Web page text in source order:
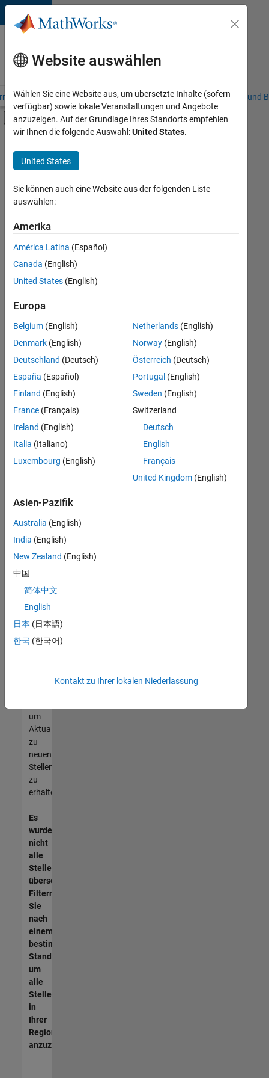
Weiter zum Inhalt
Karriere
bei
MathWorks
– Übersicht Stellensuche Niederlassungen Studierende und
Umschaltung für Off-Canvas-
Hauptinhalt
Praktika
Programm für Berufseinsteiger (EDG)
Advanced Support
Globalisierung
Information Technology
Infrastructure and Architecture
Quality Engineering
Software Process Engineering
+7
Derzeit
es
keine
offenen
Stellen,
Ihren
Suchkriterien
entsprechen.
können
die
Suchkriterien
weiter
fassen
oder
alle
Stellenangebote
anzeigen .
noch
keine
offenen
Stellen
können,
die
Ihren
entsprechen,
werden
unseres
um
Aktualisierungen
zu
neuen
Stellenangeboten
zu
erhalten.
Es
wurden
nicht
alle
Stellen
übersetzt.
Filtern
Sie
nach
einem
bestimmten
Standort,
um
alle
Stellenangebote
in
Ihrer
Region
anzuzeigen.
Website auswählen
Wählen Sie eine Website aus, um übersetzte Inhalte (sofern
verfügbar) sowie lokale Veranstaltungen und Angebote
anzuzeigen. Auf der Grundlage Ihres Standorts empfehlen
wir Ihnen die folgende Auswahl:United States.
United States
Sie können auch eine Website aus der folgenden Liste
auswählen:
Amerika
América Latina (Español)
Canada (English)
United States (English)
Europa
Belgium (English)
Denmark (English)
Deutschland (Deutsch)
España (Español)
Finland (English)
France (Français)
Ireland (English)
Italia (Italiano)
Luxembourg (English)
Netherlands(English)
Norway(English)
Österreich (Deutsch)
Portugal (English)
Sweden (English)
Switzerland
Deutsch
English
Français
United Kingdom(English)
Asien-Pazifik
Australia (English)
India (English)
New Zealand (English)
中国
简体中文
English
日本 (日本語)
한국 (한국어)
Kontakt zu Ihrer lokalen Niederlassung